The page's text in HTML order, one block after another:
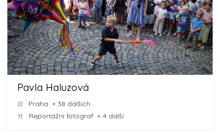
Pavla Haluzová
Praha + 38 dalších
Reportážní fotograf + 4 další